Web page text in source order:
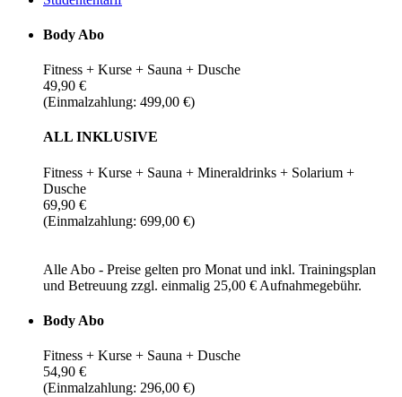
Body Abo
Fitness + Kurse + Sauna + Dusche
49,90 €
(Einmalzahlung: 499,00 €)
ALL INKLUSIVE
Fitness + Kurse + Sauna + Mineraldrinks + Solarium +
Dusche
69,90 €
(Einmalzahlung: 699,00 €)
Alle Abo - Preise gelten pro Monat und inkl. Trainingsplan
und Betreuung zzgl. einmalig 25,00 € Aufnahmegebühr.
Body Abo
Fitness + Kurse + Sauna + Dusche
54,90 €
(Einmalzahlung: 296,00 €)